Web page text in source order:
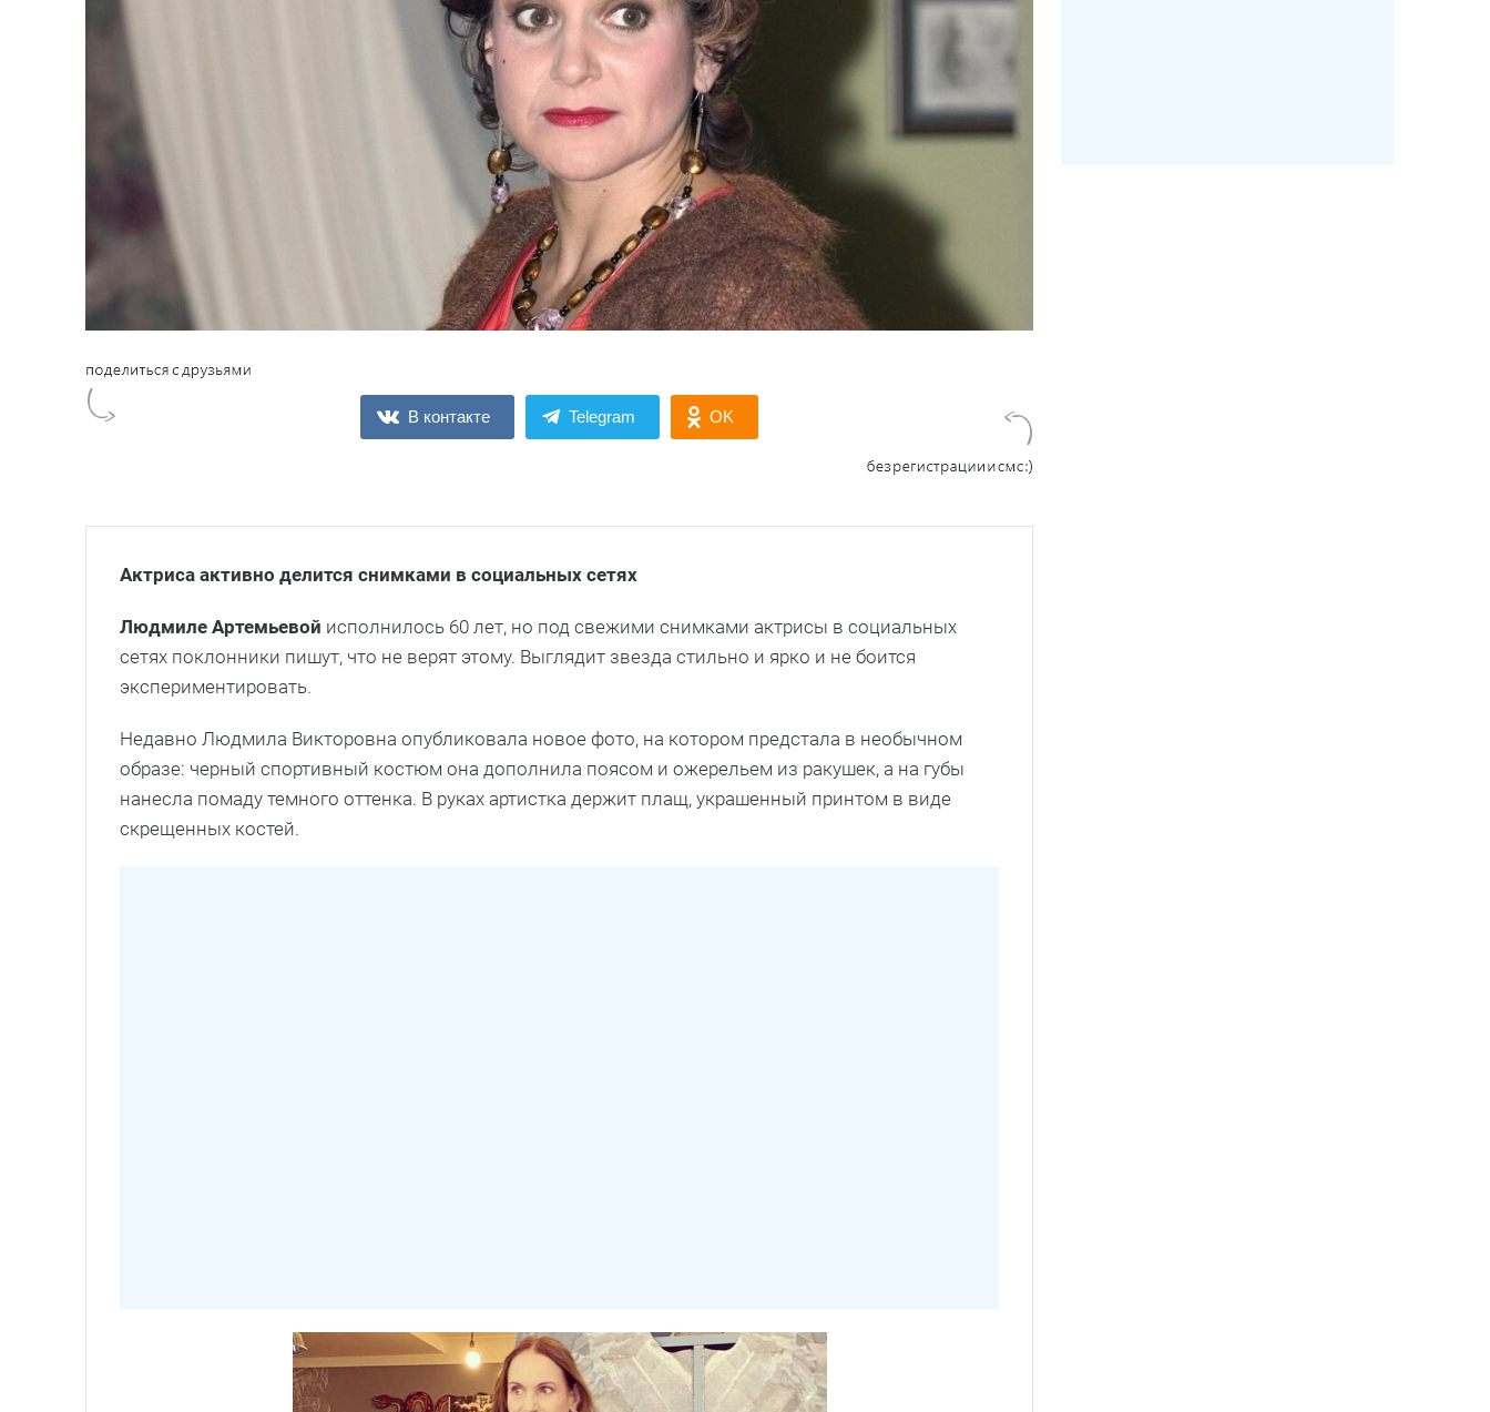
В контакте Telegram OK
Актриса активно делится снимками в социальных сетях
Людмиле Артемьевой исполнилось 60 лет, но под свежими снимками актрисы в социальных
сетях поклонники пишут, что не верят этому. Выглядит звезда стильно и ярко и не боится
экспериментировать.
Недавно Людмила Викторовна опубликовала новое фото, на котором предстала в необычном
образе: черный спортивный костюм она дополнила поясом и ожерельем из ракушек, а на губы
нанесла помаду темного оттенка. В руках артистка держит плащ, украшенный принтом в виде
скрещенных костей.